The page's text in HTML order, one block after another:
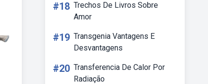
#18 Trechos De Livros Sobre
Amor
#19 Transgenia Vantagens E
Desvantagens
#20 Transferencia De Calor Por
Radiação